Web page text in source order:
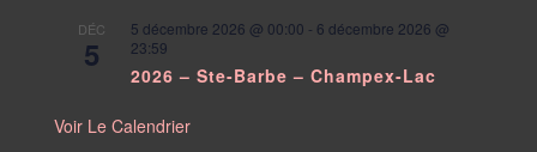
DÉC
5
5 décembre 2026 @ 00:00 - 6 décembre 2026 @
23:59
2026 – Ste-Barbe – Champex-Lac
Voir Le Calendrier